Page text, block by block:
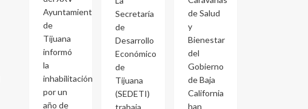
Ayuntamiento
de
Tijuana
informó
la
inhabilitación
por un
año de
Secretaría
de
Desarrollo
Económico
de
Tijuana
(SEDETI)
trabaja
de Salud
y
Bienestar
del
Gobierno
de Baja
California
han